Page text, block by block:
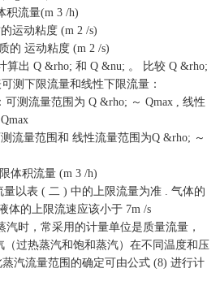
积流量(m 3 /h)
运动粘度 (m 2 /s)
的 运动粘度 (m 2 /s)
算出 Q &rho; 和 Q &nu; 。 比较 Q &rho;
测下限流量和线性下限流量：
可测流量范围为 Q &rho; ～ Qmax , 线性
流量范围和 线性流量范围为Q &rho; ～
体积流量 (m 3 /h)
以表 ( 二 ) 中的上限流量为准 . 气体的
体的上限流速应该小于 7m /s
时，常采用的计量单位是质量流量，
（过热蒸汽和饱和蒸汽）在不同温度和压
汽流量范围的确定可由公式 (8) 进行计